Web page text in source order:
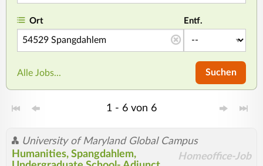
Ort Entf.
Alle Jobs... Suchen
1 - 6 von 6
University of Maryland Global Campus
Homeoffice-Job
Humanities, Spangdahlem,